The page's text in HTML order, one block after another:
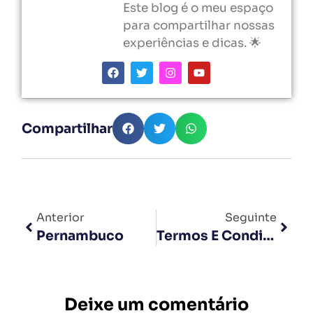
Este blog é o meu espaço
para compartilhar nossas
experiências e dicas. 🌟
Compartilhar
Anterior
Pernambuco
Seguinte
Termos E Condições
Deixe um comentário